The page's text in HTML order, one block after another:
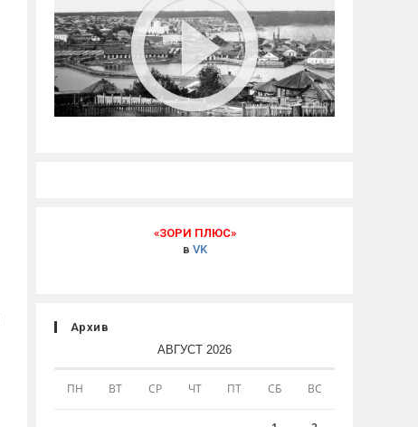
«ЗОРИ ПЛЮС»
в VK
Архив
АВГУСТ 2026
ПН ВТ СР ЧТ ПТ СБ ВС